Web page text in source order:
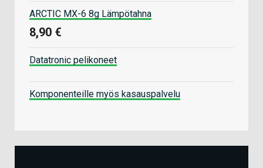
ARCTIC MX-6 8g Lämpötahna
8,90 €
Datatronic pelikoneet
Komponenteille myös kasauspalvelu